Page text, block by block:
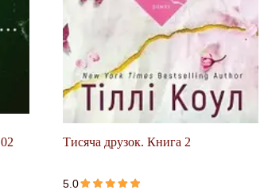
Тисяча друзок. Книга 2
5.0